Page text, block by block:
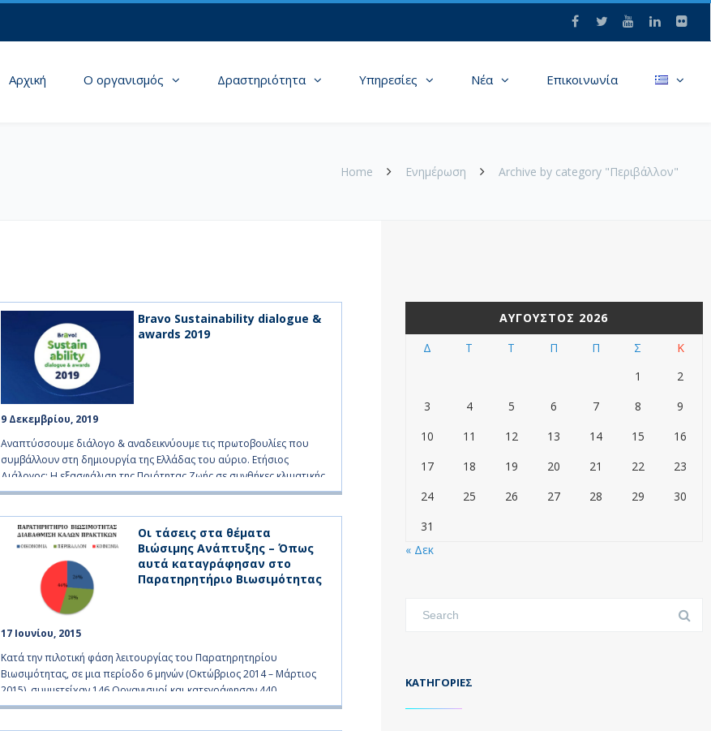
Αρχική Ο οργανισμός Δραστηριότητα Υπηρεσίες Νέα Επικοινωνία
Home Ενημέρωση Archive by category "Περιβάλλον"
Bravo Sustainability dialogue &
awards 2019
9 Δεκεμβρίου, 2019
Αναπτύσσουμε διάλογο & αναδεικνύουμε τις πρωτοβουλίες που
συμβάλλουν στη δημιουργία της Ελλάδας του αύριο. Ετήσιος
Διάλογος: Η εξασφάλιση της Ποιότητας Ζωής σε συνθήκες κλιματικής
κρίσης»
Οι τάσεις στα θέματα
Βιώσιμης Ανάπτυξης – Όπως
αυτά καταγράφησαν στο
Παρατηρητήριο Βιωσιμότητας
17 Ιουνίου, 2015
Κατά την πιλοτική φάση λειτουργίας του Παρατηρητηρίου
Βιωσιμότητας, σε μια περίοδο 6 μηνών (Οκτώβριος 2014 – Μάρτιος
2015), συμμετείχαν 146 Οργανισμοί και κατεγράφησαν 440
πρωτοβουλίες και δράσεις.
ΑΎΓΟΥΣΤΟΣ 2026
Δ
Τ Τ Π Π Σ
Κ
1
2
3
4 5 6 7 8
9
10
11 12 13 14 15
16
17
18 19 20 21 22
23
24
25 26 27 28 29
30
31
« Δεκ
KΑΤΗΓΟΡΊΕΣ